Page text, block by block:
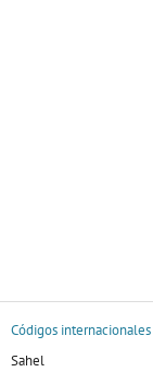
Códigos internacionales
Sahel